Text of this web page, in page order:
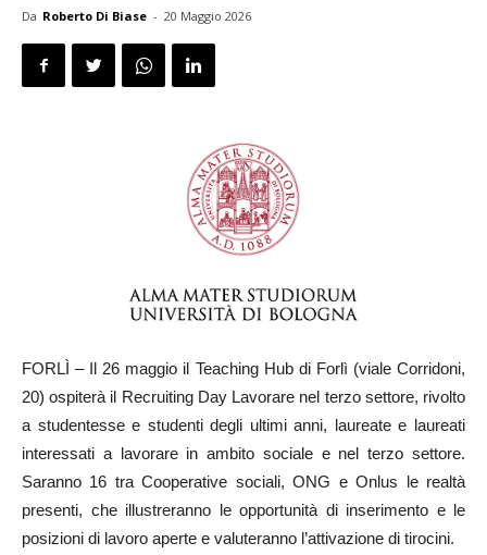
Da Roberto Di Biase - 20 Maggio 2026
FORLÌ – Il 26 maggio il Teaching Hub di Forlì (viale Corridoni,
20) ospiterà il Recruiting Day Lavorare nel terzo settore, rivolto
a studentesse e studenti degli ultimi anni, laureate e laureati
interessati a lavorare in ambito sociale e nel terzo settore.
Saranno 16 tra Cooperative sociali, ONG e Onlus le realtà
presenti, che illustreranno le opportunità di inserimento e le
posizioni di lavoro aperte e valuteranno l’attivazione di tirocini.